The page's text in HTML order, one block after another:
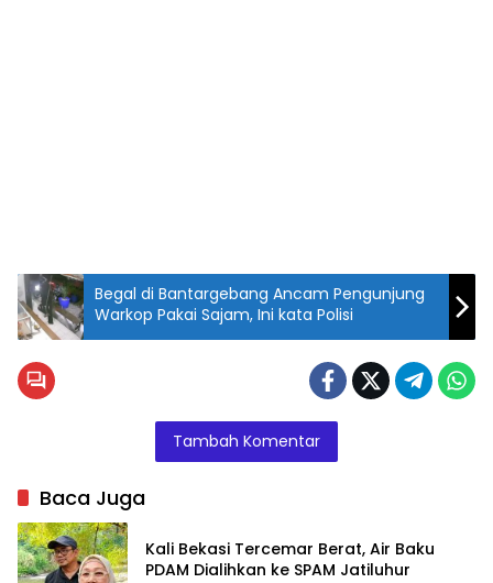
Begal di Bantargebang Ancam Pengunjung
Warkop Pakai Sajam, Ini kata Polisi
Tambah Komentar
Baca Juga
Kali Bekasi Tercemar Berat, Air Baku
PDAM Dialihkan ke SPAM Jatiluhur